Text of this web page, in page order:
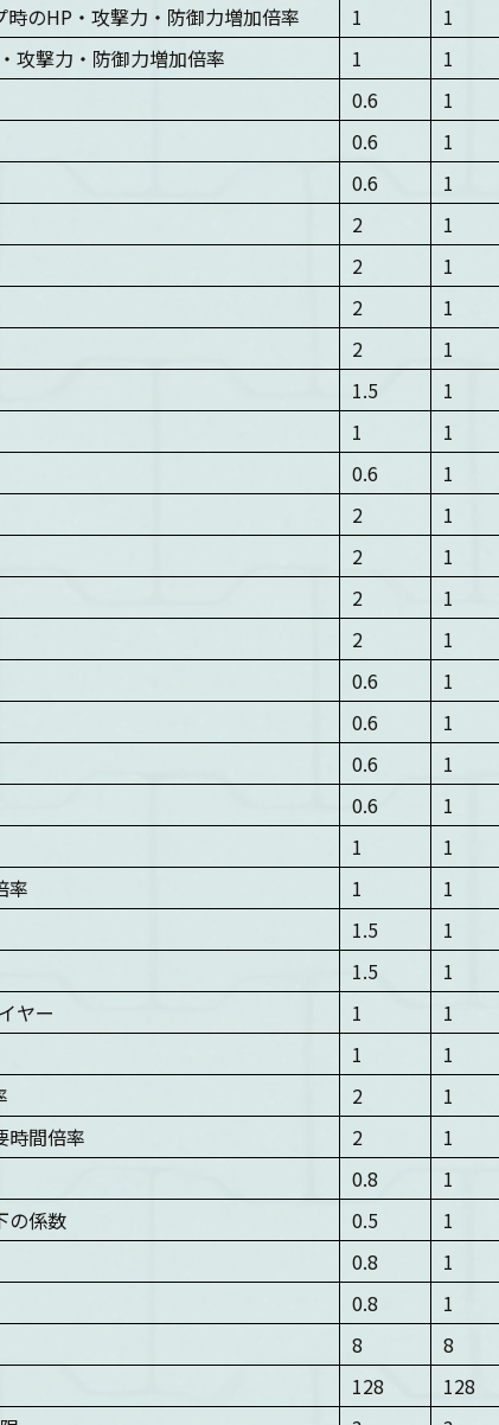
のHP・攻撃力・防御力増加倍率
1 1
攻撃力・防御力増加倍率
1 1
0.6 1
0.6 1
0.6 1
2 1
2 1
2 1
2 1
1.5 1
1 1
0.6 1
2 1
2 1
2 1
2 1
0.6 1
0.6 1
0.6 1
0.6 1
1 1
率
1 1
1.5 1
1.5 1
ヤー
1 1
1 1
2 1
時間倍率
2 1
0.8 1
の係数
0.5 1
0.8 1
0.8 1
8 8
128 128